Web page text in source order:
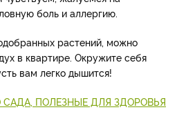
боль и аллергию.
растений, можно
в квартире. Окружите себя
вам легко дышится!
ПОЛЕЗНЫЕ ДЛЯ ЗДОРОВЬЯ